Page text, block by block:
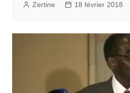
Zertine 18 février 2018